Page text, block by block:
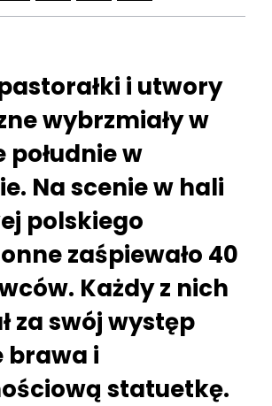
i utwory
wybrzmiały w
południe w
Na scenie w hali
polskiego
zaśpiewało 40
Każdy z nich
za swój występ
brawa i
statuetkę.